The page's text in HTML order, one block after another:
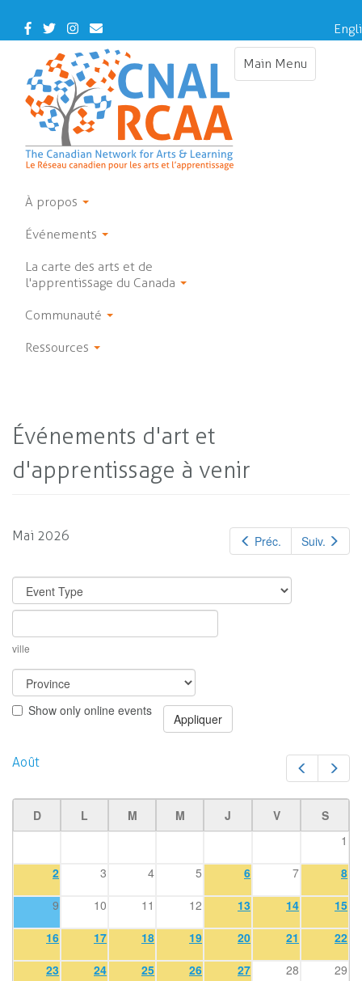
main
Facebook
TwitterInstagram
Contact
Us
Main Menu
Toggle
À propos
Événements
La carte des arts et de
l'apprentissage du Canada
Communauté
Ressources
Événements d'art et
d'apprentissage à venir
Préc. Suiv.
Mai 2026
ville
Show only online events
Appliquer
Préc.
Août
D L M M J V
S
1
2
3 4 5 6 7
8
9
10 11 12 13 14
15
16
17 18 19 20 21
22
23
24 25 26 27 28
29